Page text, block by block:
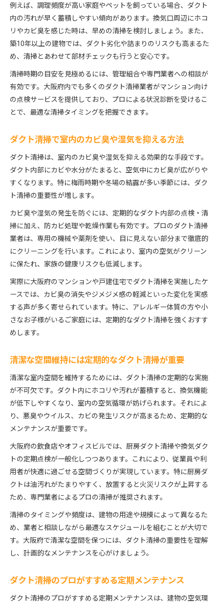
例えば、調理頻度が高い家庭やペットを飼っている場合、ダクト
内の汚れが早く蓄積しやすい傾向があります。換気口周辺にホコ
リやカビ臭を感じた時は、早めの清掃を検討しましょう。また、
築10年以上の建物では、ダクト劣化や詰まりのリスクも高まるた
め、清掃とあわせて部材チェックも行うと安心です。
清掃時期の目安を見極めるには、管理組合や専門業者への相談が
有効です。大阪府内でも多くのダクト清掃業者がマンション向け
の点検サービスを提供しており、プロによる状況診断を受けるこ
とで、最適な清掃タイミングを把握できます。
ダクト清掃で室内のカビ臭や湿気を抑える方法
ダクト清掃は、室内のカビ臭や湿気を抑える効果的な手段です。
ダクト内部にカビや水分がたまると、空気中にカビ臭が広がりや
すくなります。特に梅雨時期や冬場の結露が多い季節には、ダク
ト清掃の重要性が増します。
カビ臭や湿気の発生を防ぐには、定期的なダクト内部の点検・清
掃に加え、防カビ処理や乾燥作業も有効です。プロのダクト清掃
業者は、専用の機械や薬剤を使い、目に見えない部分まで徹底的
にクリーニングを行います。これにより、室内の空気がクリーン
に保たれ、家族の健康リスクも低減します。
実際に大阪府のマンションや戸建住宅でダクト清掃を実施したケ
ースでは、カビ臭の消失やジメジメ感の軽減といった変化を実感
する声が多く寄せられています。特に、アレルギー体質の方や小
さなお子様がいるご家庭には、定期的なダクト清掃を強くおすす
めします。
清潔な空間維持には定期的なダクト清掃が重要
清潔な室内空間を維持するためには、ダクト清掃の定期的な実施
が不可欠です。ダクト内にホコリや汚れが蓄積すると、換気機能
が低下しやすくなり、室内の空気循環が妨げられます。それによ
り、悪臭やウイルス、カビの発生リスクが高まるため、定期的な
メンテナンスが重要です。
大阪府の飲食店やオフィスビルでは、厨房ダクト清掃や換気ダク
トの定期点検が一般化しつつあります。これにより、従業員や利
用者が快適に過ごせる空間づくりが実現しています。特に厨房ダ
クトは油汚れがたまりやすく、放置すると火災リスクが上昇する
ため、専門業者によるプロの清掃が推奨されます。
清掃のタイミングや頻度は、建物の用途や規模によって異なるた
め、業者と相談しながら最適なスケジュールを組むことが大切で
す。大阪府で清潔な空間を保つには、ダクト清掃の重要性を理解
し、計画的なメンテナンスを心がけましょう。
ダクト清掃のプロがすすめる定期メンテナンス
ダクト清掃のプロがすすめる定期メンテナンスは、建物の空気環